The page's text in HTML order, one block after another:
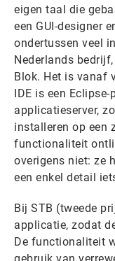
eigen taal die
een GUI-designer
ondertussen veel
Nederlands
Blok. Het is vanaf
IDE is een
applicatieserver,
installeren op een
functionaliteit
overigens niet: ze
een enkel detail
Bij STB (tweede
applicatie, zodat
De functionaliteit
gebruik van